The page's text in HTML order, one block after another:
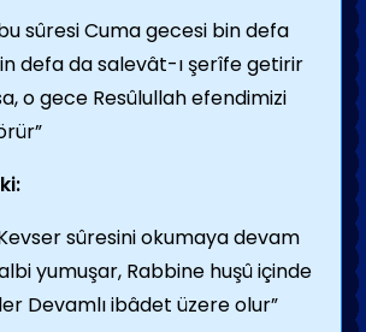
sûresi Cuma gecesi bin defa
defa da salevât-ı şerîfe getirir
o gece Resûlullah efendimizi
sûresini okumaya devam
yumuşar, Rabbine huşû içinde
Devamlı ibâdet üzere olur”